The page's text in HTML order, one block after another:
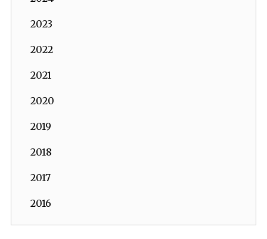
2023
2022
2021
2020
2019
2018
2017
2016
2015